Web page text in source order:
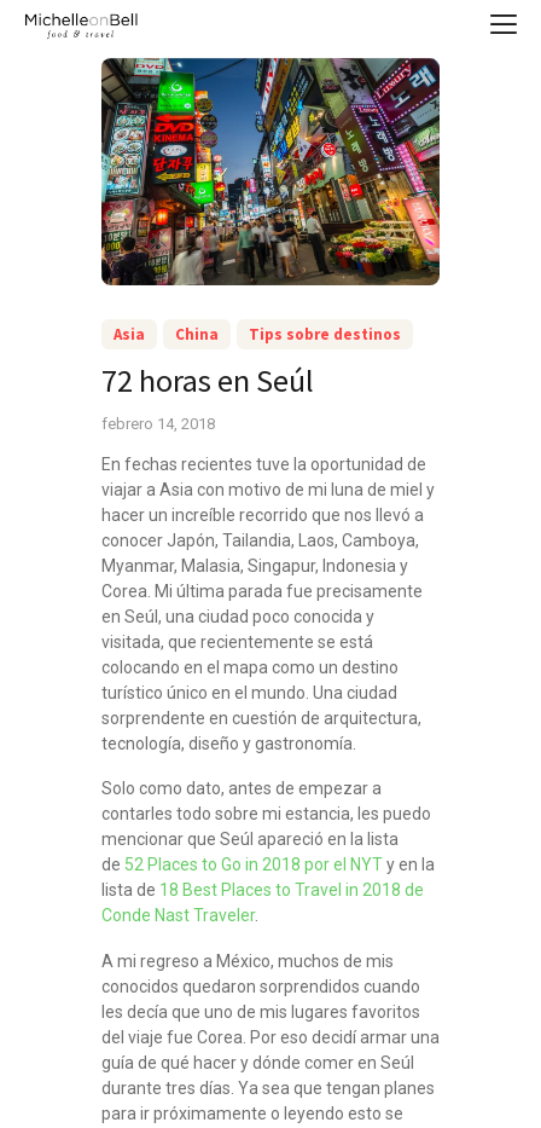
Asia China Tips sobre destinos
72 horas en Seúl
febrero 14, 2018
En fechas recientes tuve la oportunidad de
viajar a Asia con motivo de mi luna de miel y
hacer un increíble recorrido que nos llevó a
conocer Japón, Tailandia, Laos, Camboya,
Myanmar, Malasia, Singapur, Indonesia y
Corea. Mi última parada fue precisamente
en Seúl, una ciudad poco conocida y
visitada, que recientemente se está
colocando en el mapa como un destino
turístico único en el mundo. Una ciudad
sorprendente en cuestión de arquitectura,
tecnología, diseño y gastronomía.
Solo como dato, antes de empezar a
contarles todo sobre mi estancia, les puedo
mencionar que Seúl apareció en la lista
de 52 Places to Go in 2018 por el NYTy en la
lista de 18 Best Places to Travel in 2018 de
Conde Nast Traveler.
A mi regreso a México, muchos de mis
conocidos quedaron sorprendidos cuando
les decía que uno de mis lugares favoritos
del viaje fue Corea. Por eso decidí armar una
guía de qué hacer y dónde comer en Seúl
durante tres días. Ya sea que tengan planes
para ir próximamente o leyendo esto se